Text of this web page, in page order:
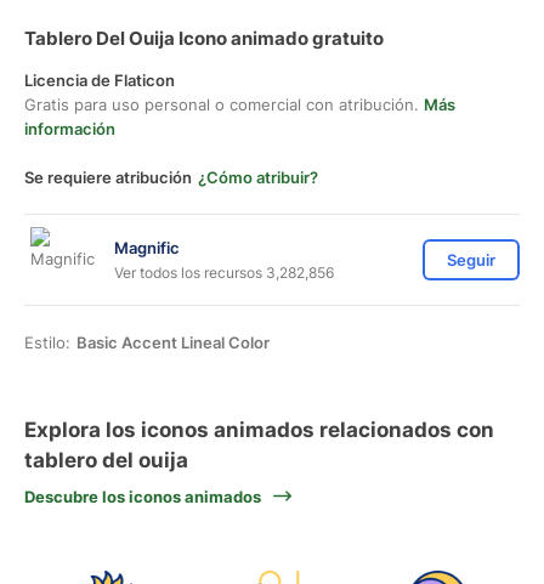
Tablero Del Ouija Icono animado gratuito
Licencia de Flaticon
Gratis para uso personal o comercial con atribución. Más
información
Se requiere atribución ¿Cómo atribuir?
Magnific
Ver todos los recursos 3,282,856
Seguir
Estilo: Basic Accent Lineal Color
Explora los iconos animados relacionados con
tablero del ouija
Descubre los iconos animados